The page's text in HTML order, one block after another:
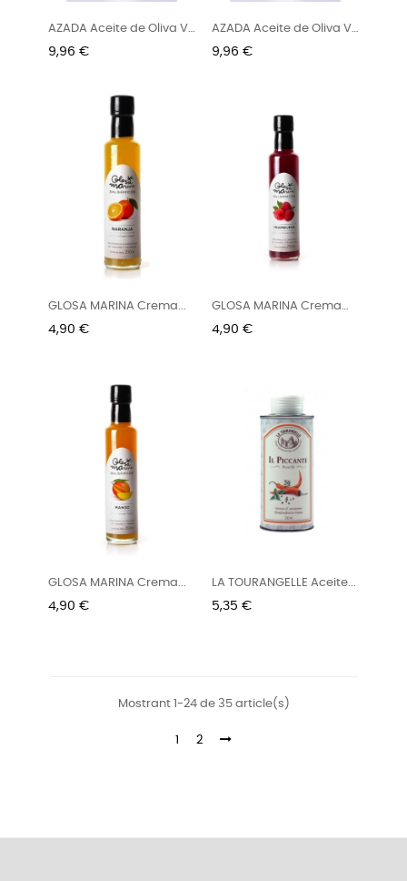
AZADA Aceite de Oliva VE
Y...
Preu
9,96 €
AZADA Aceite de Oliva VE
y...
Preu
9,96 €
GLOSA MARINA Crema...
Preu
4,90 €
GLOSA MARINA Crema
de...
Preu
4,90 €
GLOSA MARINA Crema...
Preu
4,90 €
LA TOURANGELLE Aceite...
Preu
5,35 €
Mostrant 1-24 de 35 article(s)
1 2